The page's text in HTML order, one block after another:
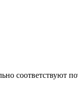
соответствуют